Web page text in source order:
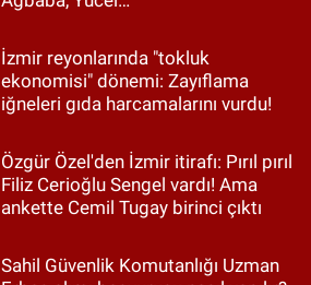
İzmir reyonlarında "tokluk
ekonomisi" dönemi: Zayıflama
iğneleri gıda harcamalarını vurdu!
Özgür Özel'den İzmir itirafı: Pırıl pırıl
Filiz Cerioğlu Sengel vardı! Ama
ankette Cemil Tugay birinci çıktı
Sahil Güvenlik Komutanlığı Uzman